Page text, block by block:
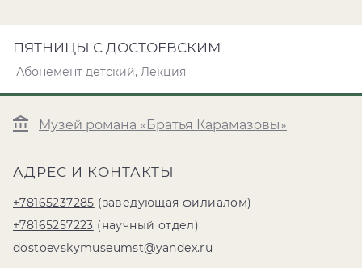
ПЯТНИЦЫ С ДОСТОЕВСКИМ
Абонемент детский, Лекция
Музей романа «Братья Карамазовы»
АДРЕС И КОНТАКТЫ
+78165237285 (заведующая филиалом)
+78165257223 (научный отдел)
dostoevskymuseumst@yandex.ru